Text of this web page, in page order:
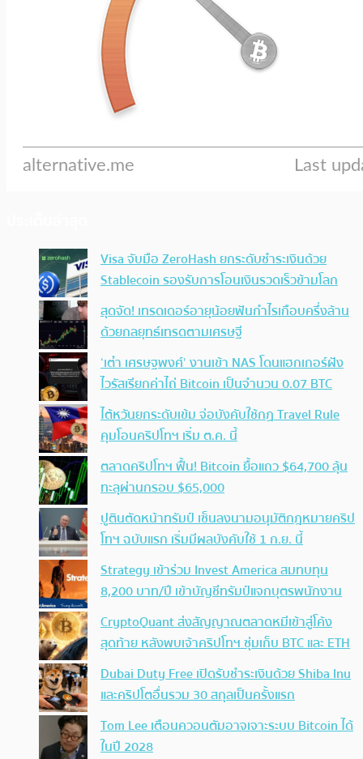
Visa จับมือ ZeroHash ยกระดับชำระเงินด้วย
Stablecoin รองรับการโอนเงินรวดเร็วข้ามโลก
สุดจัด! เทรดเดอร์อายุน้อยฟันกำไรเกือบครึ่งล้าน
ด้วยกลยุทธ์เทรดตามเศรษฐี
‘เต๋า เศรษฐพงศ์’ งานเข้า NAS โดนแฮกเกอร์ฝัง
ไวรัสเรียกค่าไถ่ Bitcoin เป็นจำนวน 0.07 BTC
ไต้หวันยกระดับเข้ม จ่อบังคับใช้กฏ Travel Rule
คุมโอนคริปโทฯ เริ่ม ต.ค. นี้
ตลาดคริปโทฯ ฟื้น! Bitcoin ยื้อแถว $64,700 ลุ้น
ทะลุผ่านกรอบ $65,000
ปูตินตัดหน้าทรัมป์ เซ็นลงนามอนุมัติกฎหมายคริป
โทฯ ฉบับแรก เริ่มมีผลบังคับใช้ 1 ก.ย. นี้
Strategy เข้าร่วม Invest America สมทบทุน
8,200 บาท/ปี เข้าบัญชีทรัมป์แจกบุตรพนักงาน
CryptoQuant ส่งสัญญาณตลาดหมีเข้าสู่โค้ง
สุดท้าย หลังพบเจ้าคริปโทฯ ซุ่มเก็บ BTC และ ETH
Dubai Duty Free เปิดรับชำระเงินด้วย Shiba Inu
และคริปโตอื่นรวม 30 สกุลเป็นครั้งแรก
Tom Lee เตือนควอนตัมอาจเจาะระบบ Bitcoin ได้
ในปี 2028